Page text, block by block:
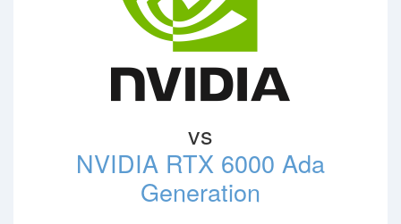
vs
NVIDIA RTX 6000 Ada
Generation